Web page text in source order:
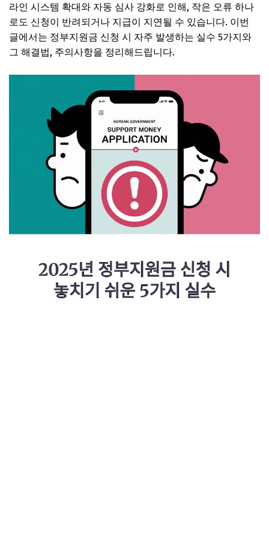
라인 시스템 확대와 자동 심사 강화로 인해, 작은 오류 하나
로도 신청이 반려되거나 지급이 지연될 수 있습니다. 이번
글에서는 정부지원금 신청 시 자주 발생하는 실수 5가지와
그 해결법, 주의사항을 정리해드립니다.